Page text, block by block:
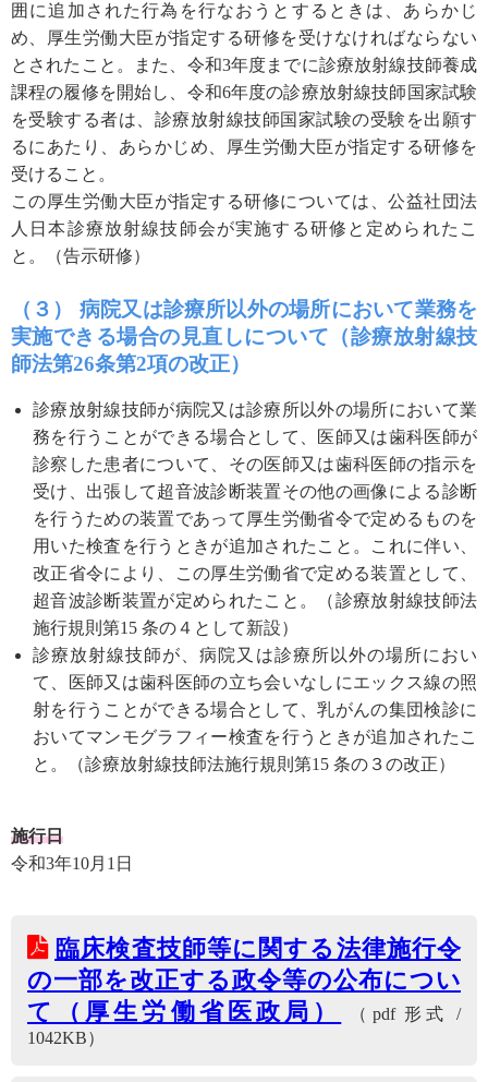
囲に追加された行為を行なおうとするときは、あらかじ
め、厚生労働大臣が指定する研修を受けなければならない
とされたこと。また、令和3年度までに診療放射線技師養成
課程の履修を開始し、令和6年度の診療放射線技師国家試験
を受験する者は、診療放射線技師国家試験の受験を出願す
るにあたり、あらかじめ、厚生労働大臣が指定する研修を
受けること。
この厚生労働大臣が指定する研修については、公益社団法
人日本診療放射線技師会が実施する研修と定められたこ
と。（告示研修）
（３） 病院又は診療所以外の場所において業務を
実施できる場合の見直しについて （診療放射線技
師法第26条第2項の改正）
診療放射線技師が病院又は診療所以外の場所において業
務を行うことができる場合として、医師又は歯科医師が
診察した患者について、その医師又は歯科医師の指示を
受け、出張して超音波診断装置その他の画像による診断
を行うための装置であって厚生労働省令で定めるものを
用いた検査を行うときが追加されたこと。これに伴い、
改正省令により、この厚生労働省で定める装置として、
超音波診断装置が定められたこと。（診療放射線技師法
施行規則第15 条の４として新設）
診療放射線技師が、病院又は診療所以外の場所におい
て、医師又は歯科医師の立ち会いなしにエックス線の照
射を行うことができる場合として、乳がんの集団検診に
おいてマンモグラフィー検査を行うときが追加されたこ
と。（診療放射線技師法施行規則第15 条の３の改正）
施行日
令和3年10月1日
臨床検査技師等に関する法律施行令
の一部を改正する政令等の公布につい
て（厚生労働省医政局）
（pdf 形式 /
1042KB）